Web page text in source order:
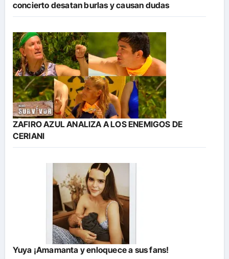
concierto desatan burlas y causan dudas
ZAFIRO AZUL ANALIZA A LOS ENEMIGOS DE
CERIANI
Yuya ¡Amamanta y enloquece a sus fans!